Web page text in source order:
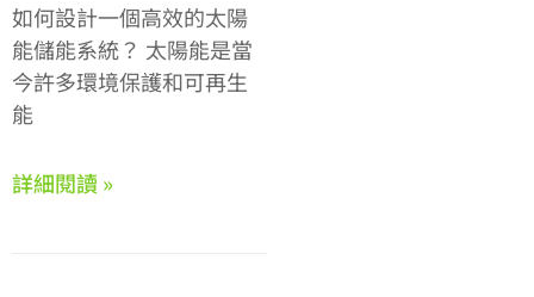
如何設計一個高效的太陽
能儲能系統？ 太陽能是當
今許多環境保護和可再生
能
詳細閱讀 »